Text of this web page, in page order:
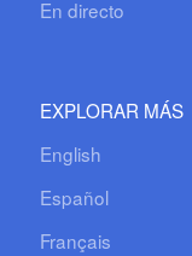
En directo
EXPLORAR MÁS
English
Español
Français